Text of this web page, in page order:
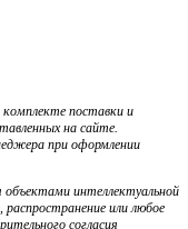
комплекте поставки и
на сайте.
при оформлении
интеллектуальной
или любое
согласия